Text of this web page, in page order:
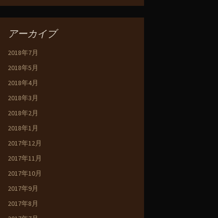
アーカイブ
2018年7月
2018年5月
2018年4月
2018年3月
2018年2月
2018年1月
2017年12月
2017年11月
2017年10月
2017年9月
2017年8月